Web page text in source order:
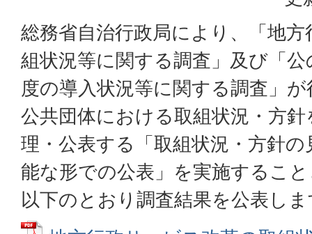
総務省自治行政局により、「地
組状況等に関する調査」及び「
度の導入状況等に関する調査」
公共団体における取組状況・方
理・公表する「取組状況・方針
能な形での公表」を実施するこ
以下のとおり調査結果を公表し